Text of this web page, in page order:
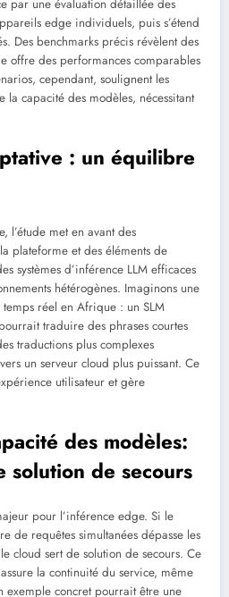
par une évaluation détaillée des
edge individuels, puis s’étend
Des benchmarks précis révèlent des
offre des performances comparables
cependant, soulignent les
capacité des modèles, nécessitant
: un équilibre
l’étude met en avant des
plateforme et des éléments de
systèmes d’inférence LLM efficaces
hétérogènes. Imaginons une
réel en Afrique : un SLM
traduire des phrases courtes
traductions plus complexes
un serveur cloud plus puissant. Ce
utilisateur et gère
des modèles:
solution de secours
pour l’inférence edge. Si le
de requêtes simultanées dépasse les
cloud sert de solution de secours. Ce
la continuité du service, même
exemple concret pourrait être une